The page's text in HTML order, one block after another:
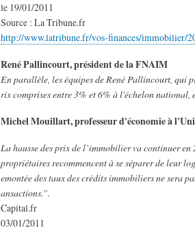
le 19/01/2011
Source : La Tribune.fr
http://www.latribune.fr/vos-finances/immobilier/
René Pallincourt, président de la FNAIM
En parallèle, les équipes de René Pallincourt, qui
rix comprises entre 3% et 6% à l'échelon
Michel Mouillart, professeur d'économie à
La hausse des prix de l’immobilier va continuer
propriétaires recommencent à se séparer de leur
emontée des taux des crédits immobiliers ne sera
ansactions.”.
Capital.fr
03/01/2011